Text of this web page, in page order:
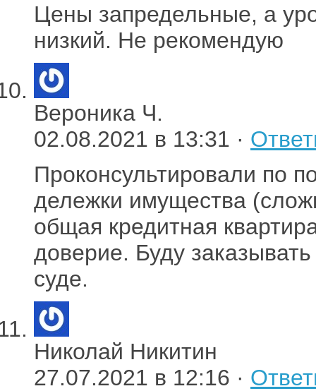
Цены запредельные, а
низкий. Не рекомендую
Вероника Ч.
02.08.2021 в 13:31 ·
Проконсультировали по
дележки имущества
общая кредитная
доверие. Буду
суде.
Николай Никитин
27.07.2021 в 12:16 ·